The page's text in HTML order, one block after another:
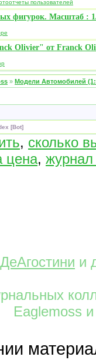
пользователей
фигурок. Масштаб :
Olivier" от Franck
» Модели Автомобилей
[Bot]
, сколько
цена,
ДеАгостини и
Eaglemoss и